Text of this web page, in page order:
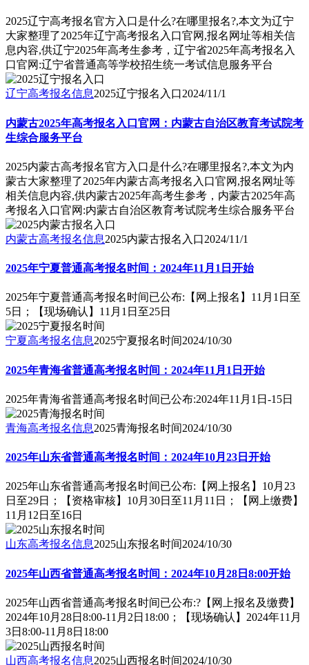
2025辽宁高考报名官方入口是什么?在哪里报名?,本文为辽宁
大家整理了2025年辽宁高考报名入口官网,报名网址等相关信
息内容,供辽宁2025年高考生参考，辽宁省2025年高考报名入
口官网:辽宁省普通高等学校招生统一考试信息服务平台
辽宁高考报名信息2025辽宁报名入口2024/11/1
内蒙古2025年高考报名入口官网：内蒙古自治区教育考试院考
生综合服务平台
2025内蒙古高考报名官方入口是什么?在哪里报名?,本文为内
蒙古大家整理了2025年内蒙古高考报名入口官网,报名网址等
相关信息内容,供内蒙古2025年高考生参考，内蒙古2025年高
考报名入口官网:内蒙古自治区教育考试院考生综合服务平台
内蒙古高考报名信息2025内蒙古报名入口2024/11/1
2025年宁夏普通高考报名时间：2024年11月1日开始
2025年宁夏普通高考报名时间已公布:【网上报名】11月1日至
5日；【现场确认】11月1日至25日
宁夏高考报名信息2025宁夏报名时间2024/10/30
2025年青海省普通高考报名时间：2024年11月1日开始
2025年青海省普通高考报名时间已公布:2024年11月1日-15日
青海高考报名信息2025青海报名时间2024/10/30
2025年山东省普通高考报名时间：2024年10月23日开始
2025年山东省普通高考报名时间已公布:【网上报名】10月23
日至29日；【资格审核】10月30日至11月11日；【网上缴费】
11月12日至16日
山东高考报名信息2025山东报名时间2024/10/30
2025年山西省普通高考报名时间：2024年10月28日8:00开始
2025年山西省普通高考报名时间已公布:?【网上报名及缴费】
2024年10月28日8:00-11月2日18:00；【现场确认】2024年11月
3日8:00-11月8日18:00
山西高考报名信息2025山西报名时间2024/10/30